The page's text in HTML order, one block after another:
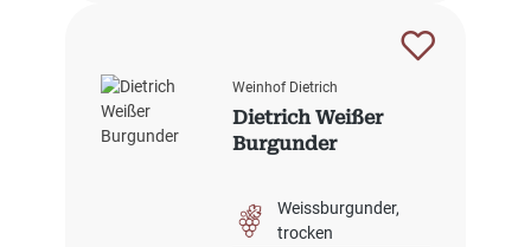
Weinhof Dietrich
Dietrich Weißer
Burgunder
Weissburgunder
trocken